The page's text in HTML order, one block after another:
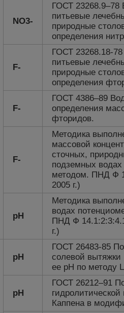
NO3-
ГОСТ
питьевые
природные
определения
F-
ГОСТ 23268.18-
питьевые
природные
определения
F-
ГОСТ 4386–89
определения
фторидов.
F-
Методика
массовой
сточных,
подземных
методом. ПНД Ф
2005 г.)
рН
Методика
водах
ПНД Ф
г.)
рН
ГОСТ 26483-85
солевой вытяжки
ее рН по
рН
ГОСТ 26212–91
Каппена в